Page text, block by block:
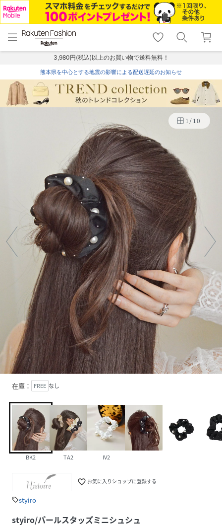
menu home
トップ
shopping_cart lock_outline
ログイン
3,980円(税込)以上のお買い物で送料無料！
熊本県を中心とする地震の影響による配送遅延のお知らせ
1/10
在庫： FREE なし
BK2 TA2 IV2
favorite_border お気に入りショップに登録する
sellstyiro
styiro/パールスタッズミニシュシュ